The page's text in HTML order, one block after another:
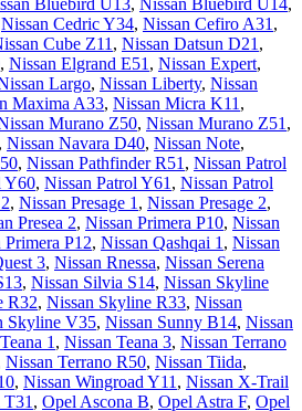
Nissan Cedric Y34, Nissan Cefiro A31 ,
Cube Z11 , Nissan Datsun D21 ,
, Nissan Elgrand E51 , Nissan Expert,
Largo, Nissan Liberty, Nissan
Maxima A33, Nissan Micra K11 ,
Murano Z50, Nissan Murano Z51 ,
, Nissan Navara D40, Nissan Note,
, Nissan Pathfinder R51 , Nissan Patrol
Y60, Nissan Patrol Y61 , Nissan Patrol
, Nissan Presage 1 , Nissan Presage 2,
Presea 2, Nissan Primera P10, Nissan
Primera P12, Nissan Qashqai 1 , Nissan
3, Nissan Rnessa, Nissan Serena
, Nissan Silvia S14, Nissan Skyline
R32, Nissan Skyline R33, Nissan
Skyline V35, Nissan Sunny B14, Nissan
1 , Nissan Teana 3, Nissan Terrano
Nissan Terrano R50, Nissan Tiida,
, Nissan Wingroad Y11 , Nissan X-Trail
, Opel Ascona B, Opel Astra F, Opel